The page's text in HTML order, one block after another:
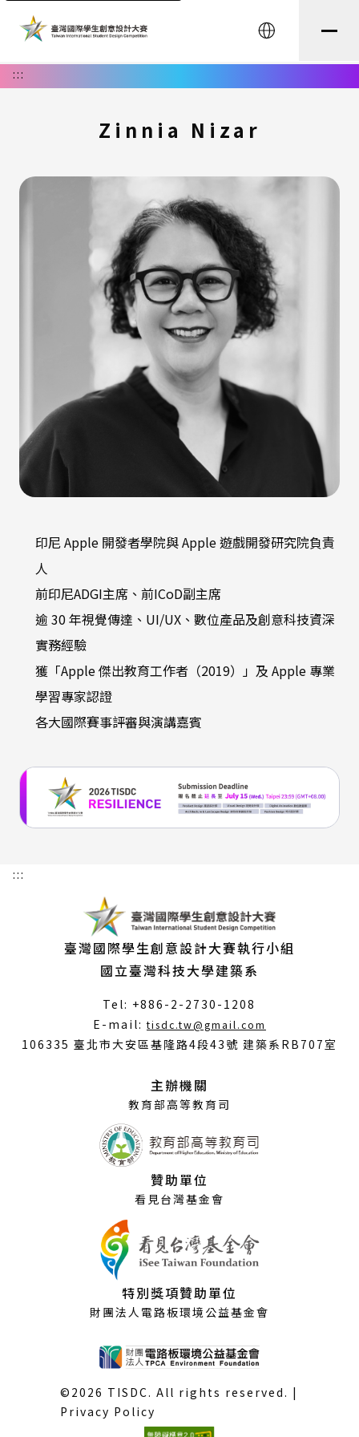
English
:::
Zinnia Nizar
印尼 Apple 開發者學院與 Apple 遊戲開發研究院負責
人
前印尼ADGI主席、前ICoD副主席
逾 30 年視覺傳達、UI/UX、數位產品及創意科技資深
實務經驗
獲「Apple 傑出教育工作者（2019）」及 Apple 專業
學習專家認證
各大國際賽事評審與演講嘉賓
:::
臺灣國際學生創意設計大賽執行小組
國立臺灣科技大學建築系
Tel: +886-2-2730-1208
E-mail:tisdc.tw@gmail.com
開
106335 臺北市大安區基隆路4段43號 建築系RB707室
主辦機關
教育部高等教育司
贊助單位
看見台灣基金會
特別獎項贊助單位
財團法人電路板環境公益基金會
©2026 TISDC. All rights reserved. |
Privacy Policy